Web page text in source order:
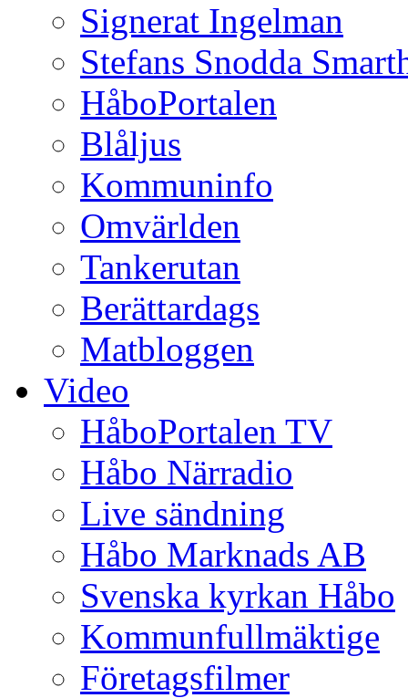
Signerat Ingelman
Stefans Snodda
HåboPortalen
Blåljus
Kommuninfo
Omvärlden
Tankerutan
Berättardags
Matbloggen
Video
HåboPortalen TV
Håbo Närradio
Live sändning
Håbo Marknads AB
Svenska kyrkan Håbo
Kommunfullmäktige
Företagsfilmer